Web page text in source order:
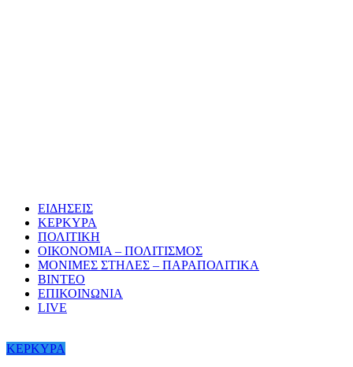
ΕΙΔΗΣΕΙΣ
ΚΕΡΚΥΡΑ
ΠΟΛΙΤΙΚΗ
ΟΙΚΟΝΟΜΙΑ – ΠΟΛΙΤΙΣΜΟΣ
ΜΟΝΙΜΕΣ ΣΤΗΛΕΣ – ΠΑΡΑΠΟΛΙΤΙΚΑ
ΒΙΝΤΕΟ
ΕΠΙΚΟΙΝΩΝΙΑ
LIVE
ΚΕΡΚΥΡΑ